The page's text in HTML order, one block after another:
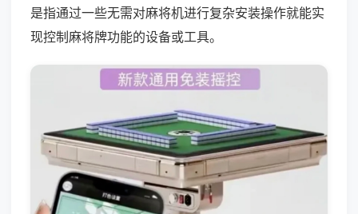
是指通过一些无需对麻将机进行复杂安装操作就能实
现控制麻将牌功能的设备或工具。